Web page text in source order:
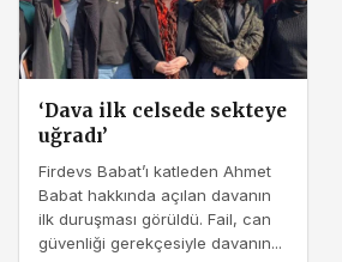
‘Dava ilk celsede sekteye
uğradı’
Firdevs Babat’ı katleden Ahmet
Babat hakkında açılan davanın
ilk duruşması görüldü. Fail, can
güvenliği gerekçesiyle davanın...